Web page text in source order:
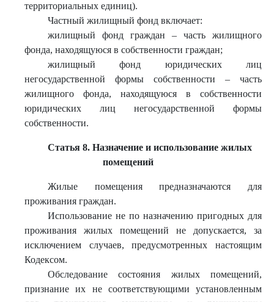
территориальных единиц).
Частный жилищный фонд включает:
жилищный фонд граждан – часть жилищного
фонда, находящуюся в собственности граждан;
жилищный фонд юридических лиц
негосударственной формы собственности – часть
жилищного фонда, находящуюся в собственности
юридических лиц негосударственной формы
собственности.
Статья 8. Назначение и использование жилых
помещений
Жилые помещения предназначаются для
проживания граждан.
Использование не по назначению пригодных для
проживания жилых помещений не допускается, за
исключением случаев, предусмотренных настоящим
Кодексом.
Обследование состояния жилых помещений,
признание их не соответствующими установленным